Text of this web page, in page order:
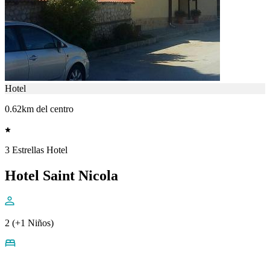
Hotel
0.62km del centro
3 Estrellas Hotel
Hotel Saint Nicola
2 (+1 Niños)